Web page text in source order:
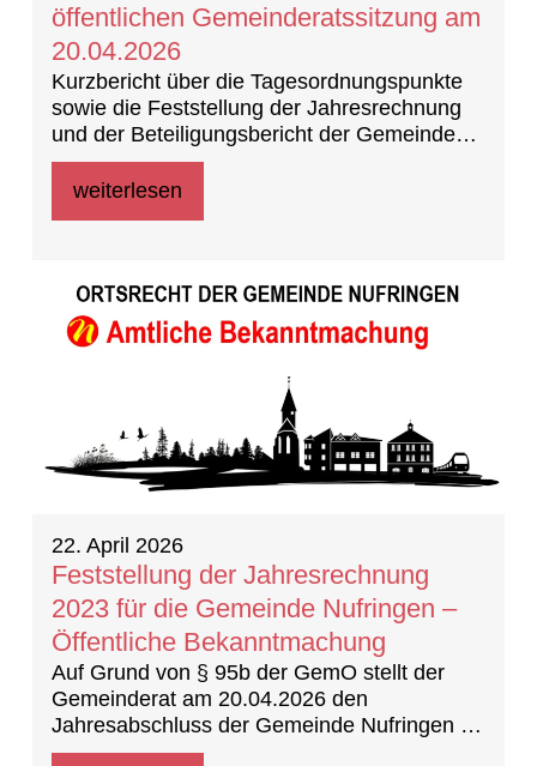
öffentlichen Gemeinderatssitzung am
20.04.2026
Kurzbericht über die Tagesordnungspunkte
sowie die Feststellung der Jahresrechnung
und der Beteiligungsbericht der Gemeinde
Nufringen für das Haushaltsjahr 2023
weiterlesen
22. April 2026
Feststellung der Jahresrechnung
2023 für die Gemeinde Nufringen –
Öffentliche Bekanntmachung
Auf Grund von § 95b der GemO stellt der
Gemeinderat am 20.04.2026 den
Jahresabschluss der Gemeinde Nufringen für
das Jahr 2023 fest.